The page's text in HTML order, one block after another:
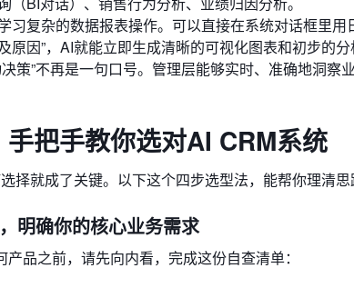
习复杂的数据报表操作。可以直接在系统对话框里
原因”，AI就能立即生成清晰的可视化图表和初步的分
决策”不再是一句口号。管理层能够实时、准确地洞
把手教你选对AI CRM系统
择就成了关键。以下这个四步选型法，能帮你理清思
明确你的核心业务需求
品之前，请先向内看，完成这份自查清单：